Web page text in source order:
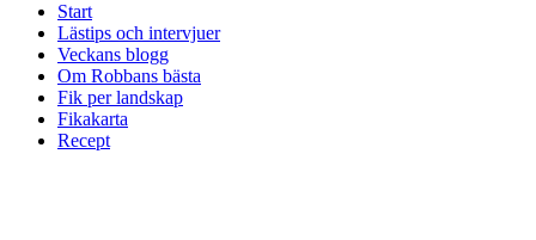
Start
Lästips och intervjuer
Veckans blogg
Om Robbans bästa
Fik per landskap
Fikakarta
Recept